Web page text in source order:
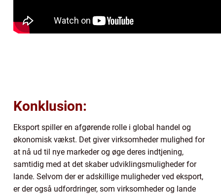
Konklusion:
Eksport spiller en afgørende rolle i global handel og
økonomisk vækst. Det giver virksomheder mulighed for
at nå ud til nye markeder og øge deres indtjening,
samtidig med at det skaber udviklingsmuligheder for
lande. Selvom der er adskillige muligheder ved eksport,
er der også udfordringer, som virksomheder og lande